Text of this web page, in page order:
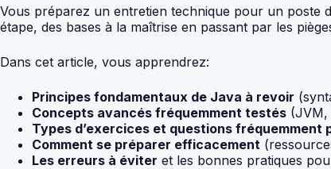
Vous préparez un entretien technique pour un poste
étape, des bases à la maîtrise en passant par les
Dans cet article, vous apprendrez:
Principes fondamentaux de Java à revoir
Concepts avancés fréquemment testés (JVM,
Types d’exercices et questions fréquemment
Comment se préparer efficacement
Les erreurs à éviter et les bonnes pratiques